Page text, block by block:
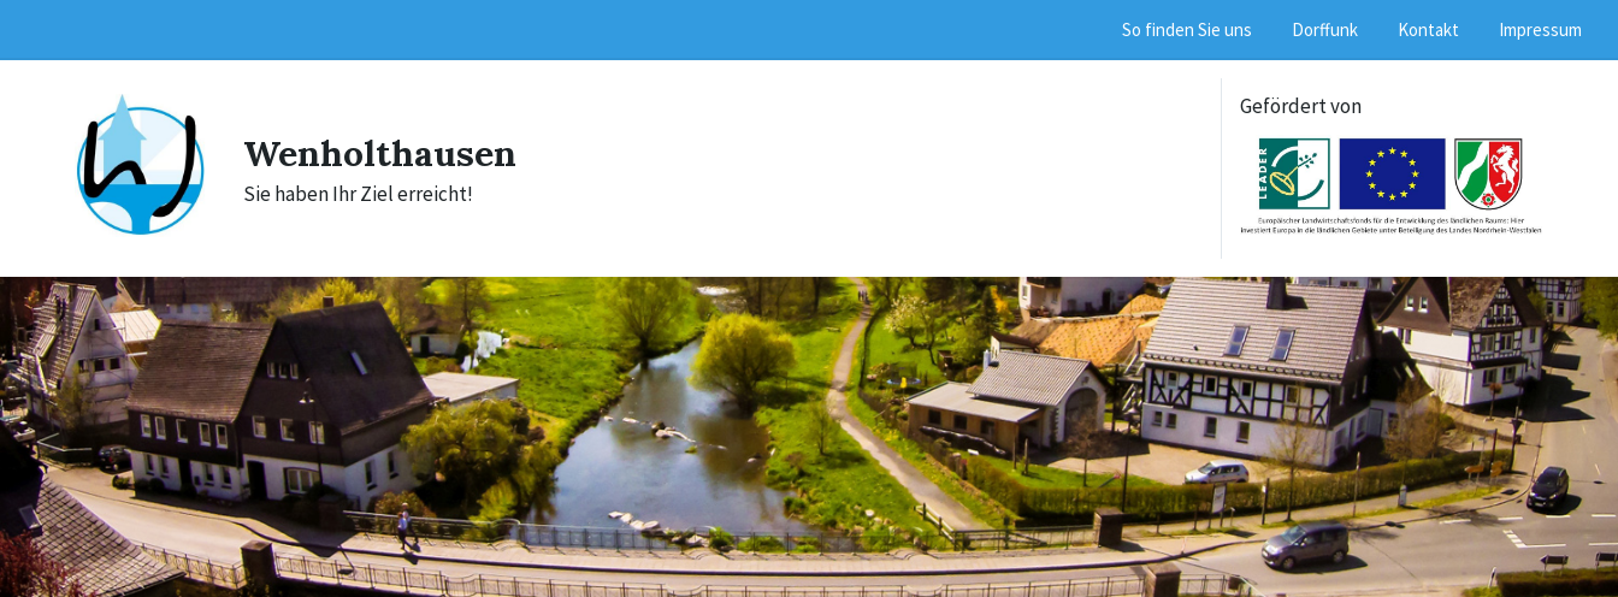
content
main
footer
So finden Sie uns Dorffunk Kontakt Impressum
Wenholthausen
Sie haben Ihr Ziel erreicht!
Gefördert von